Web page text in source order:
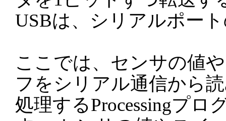
USBは、シリアルポー
ここでは、センサの値
フをシリアル通信から
処理するProcessingプロ